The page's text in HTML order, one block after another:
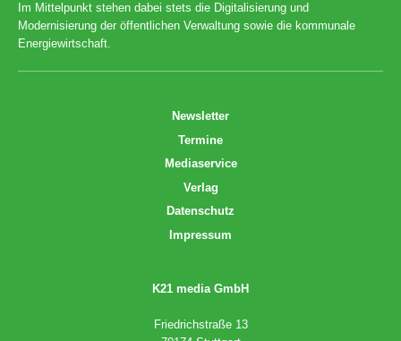
Im Mittelpunkt stehen dabei stets die Digitalisierung und
Modernisierung der öffentlichen Verwaltung sowie die kommunale
Energiewirtschaft.
Newsletter
Termine
Mediaservice
Verlag
Datenschutz
Impressum
K21 media GmbH
Friedrichstraße 13